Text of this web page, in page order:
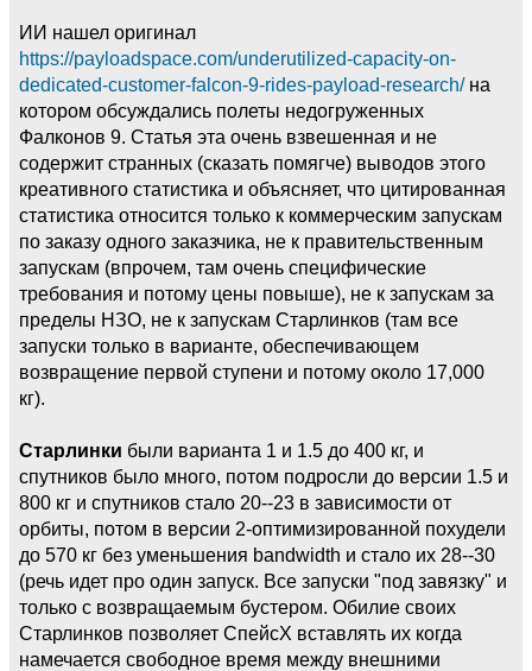
ИИ нашел оригинал
https://payloadspace.com/underutilized-capacity-on-
dedicated-customer-falcon-9-rides-payload-research/на
котором обсуждались полеты недогруженных
Фалконов 9. Статья эта очень взвешенная и не
содержит странных (сказать помягче) выводов этого
креативного статистика и объясняет, что цитированная
статистика относится только к коммерческим запускам
по заказу одного заказчика, не к правительственным
запускам (впрочем, там очень специфические
требования и потому цены повыше), не к запускам за
пределы НЗО, не к запускам Старлинков (там все
запуски только в варианте, обеспечивающем
возвращение первой ступени и потому около 17,000
кг).
Старлинки были варианта 1 и 1.5 до 400 кг, и
спутников было много, потом подросли до версии 1.5 и
800 кг и спутников стало 20--23 в зависимости от
орбиты, потом в версии 2-оптимизированной похудели
до 570 кг без уменьшения bandwidth и стало их 28--30
(речь идет про один запуск. Все запуски "под завязку" и
только с возвращаемым бустером. Обилие своих
Старлинков позволяет СпейсХ вставлять их когда
намечается свободное время между внешними